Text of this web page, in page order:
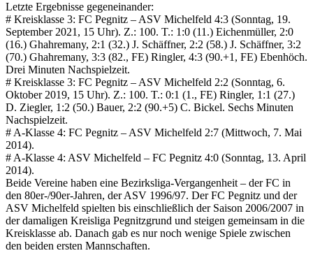
Letzte Ergebnisse gegeneinander:
# Kreisklasse 3: FC Pegnitz – ASV Michelfeld 4:3 (Sonntag, 19.
September 2021, 15 Uhr). Z.: 100. T.: 1:0 (11.) Eichenmüller, 2:0
(16.) Ghahremany, 2:1 (32.) J. Schäffner, 2:2 (58.) J. Schäffner, 3:2
(70.) Ghahremany, 3:3 (82., FE) Ringler, 4:3 (90.+1, FE) Ebenhöch.
Drei Minuten Nachspielzeit.
# Kreisklasse 3: FC Pegnitz – ASV Michelfeld 2:2 (Sonntag, 6.
Oktober 2019, 15 Uhr). Z.: 100. T.: 0:1 (1., FE) Ringler, 1:1 (27.)
D. Ziegler, 1:2 (50.) Bauer, 2:2 (90.+5) C. Bickel. Sechs Minuten
Nachspielzeit.
# A-Klasse 4: FC Pegnitz – ASV Michelfeld 2:7 (Mittwoch, 7. Mai
2014).
# A-Klasse 4: ASV Michelfeld – FC Pegnitz 4:0 (Sonntag, 13. April
2014).
Beide Vereine haben eine Bezirksliga-Vergangenheit – der FC in
den 80er-/90er-Jahren, der ASV 1996/97. Der FC Pegnitz und der
ASV Michelfeld spielten bis einschließlich der Saison 2006/2007 in
der damaligen Kreisliga Pegnitzgrund und steigen gemeinsam in die
Kreisklasse ab. Danach gab es nur noch wenige Spiele zwischen
den beiden ersten Mannschaften.